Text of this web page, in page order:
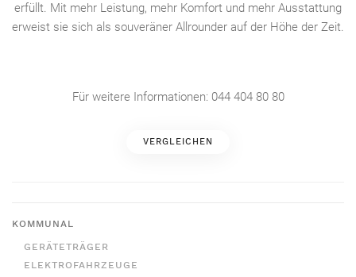
erfüllt. Mit mehr Leistung, mehr Komfort und mehr Ausstattung
erweist sie sich als souveräner Allrounder auf der Höhe der Zeit.
Für weitere Informationen: 044 404 80 80
VERGLEICHEN
KOMMUNAL
GERÄTETRÄGER
ELEKTROFAHRZEUGE